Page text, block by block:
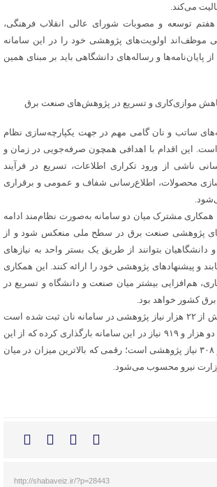
می‌کند.
هفتم توسعه و مصوبات شورای عالی انقلاب فرهنگی،
موظف‌اند اولویت‌های پژوهشی خود را در این سامانه
پایان‌نامه‌ها و رساله‌های دانشگاهی باید بر مبنای همین
موازی‌کاری و تسریع در پژوهش‌های صنعت برق
ساتب و نان گامی مهم در جهت یکپارچه‌سازی نظام
این اقدام با اهدافی همچون صرفه‌جویی در زمان و
ناشی از ورود تکراری اطلاعات، تسریع در فرآیند
محصولات، اطلاع‌رسانی شفاف و عمومی و برقراری
مشترک میان دو سامانه به‌صورت نظام‌مند ادامه
پژوهشی صنعت برق در سطح ملی منعکس شود و از
بتوانند از طریق یک بستر واحد به نیازهای
و پیشنهادهای پژوهشی خود را ارائه کنند. این همکاری
هم‌افزایی بیشتر میان صنعت و دانشگاه و تسریع در
کشور خواهد بود.
بر اساس آمار، تاکنون بیش از ۲۲ هزار نیاز پژوهشی در سامانه نان ثبت شده است
که وزارت نیرو در مجموع دو هزار و ۹۱۹ نیاز در این سامانه بارگذاری کرده که از این
میان، سهم شرکت توانیر ۳۰۸ نیاز پژوهشی است؛ رقمی که بالاترین میزان در میان
نیرو محسوب می‌شود.
http://shabaveiz.ir/?p=28443